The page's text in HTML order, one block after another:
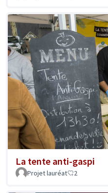
La tente anti-gaspi
Projet lauréat 2